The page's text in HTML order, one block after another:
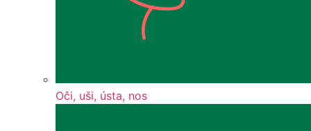
Oči, uši, ústa, nos